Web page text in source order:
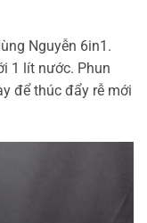
Nguyễn 6in1.
1 lít nước. Phun
để thúc đẩy rễ mới